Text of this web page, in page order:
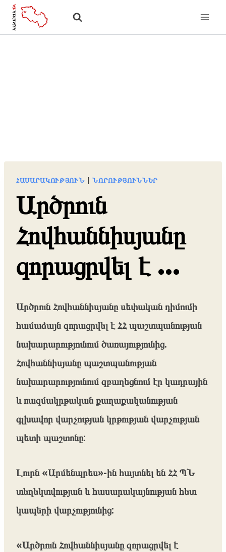
Skip
ՀԱՍԱՐԱԿՈՒԹՅՈՒՆ|ՆՈՐՈՒԹՅՈՒՆՆԵՐ
Արծրուն
Հովհաննիսյանը
զորացրվել է …
Արծրուն Հովհաննիսյանը սեփական դիմումի
համաձայն զորացրվել է ՀՀ պաշտպանության
նախարարությունում ծառայությունից.
Հովհաննիսյանը պաշտպանության
նախարարությունում զբաղեցնում էր կադրային
և ռազմակրթական քաղաքականության
գլխավոր վարչության կրթության վարչության
պետի պաշտոնը:
Լուրն «Արմենպրես»-ին հայտնել են ՀՀ ՊՆ
տեղեկտվության և հասարակայնության հետ
կապերի վարչությունից:
«Արծրուն Հովհաննիսյանը զորացրվել է